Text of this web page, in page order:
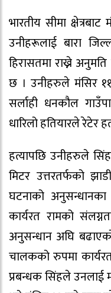
भारतीय सीमा
उनीहरूलाई बारा
हिरासतमा राख्ने
छ । उनीहरुले मंसिर ११
सर्लाही धनकौल
धारिलो हतियारले रेटेर
हत्यापछि उनीहरुले
मिटर उत्तरतर्फको
घटनाको
कार्यरत रामको
अनुसन्धान अघि
चालकको रुपमा
प्रबन्धक सिंहले उनलाई